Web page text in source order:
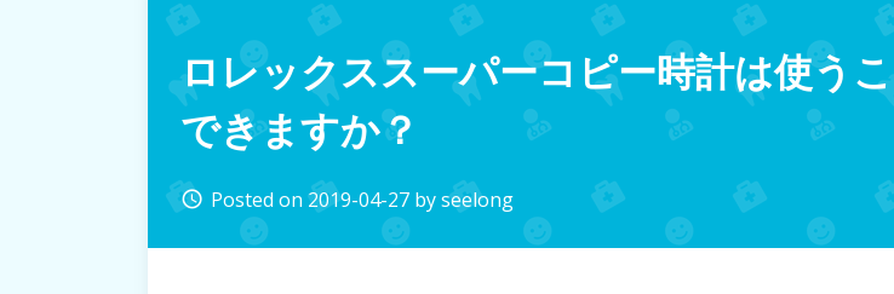
ロレックススーパーコピー時計は使う
できますか？
access_time Posted on2019-04-27 byseelong